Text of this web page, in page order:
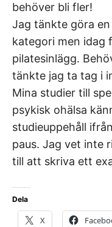
behöver bli fler!
Jag tänkte göra
kategori men idag
pilatesinlägg.
tänkte jag ta tag i
Mina studier till
psykisk ohälsa
studieuppehåll
paus. Jag vet inte
till att skriva ett
Dela
X